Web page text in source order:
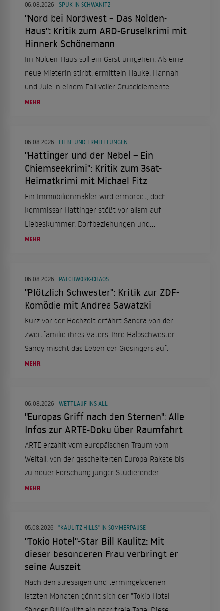
06.08.2026 SPUK IN SCHWANITZ
"Nord bei Nordwest – Das Nolden-
Haus": Kritik zum ARD-Gruselkrimi mit
Hinnerk Schönemann
Im Nolden-Haus soll ein Geist umgehen. Als eine
neue Mieterin stirbt, ermitteln Hauke, Hannah
und Jule in einem Fall voller Gruselelemente.
MEHR
06.08.2026 LIEBE UND ERMITTLUNGEN
"Hattinger und der Nebel – Ein
Chiemseekrimi": Kritik zum 3sat-
Heimatkrimi mit Michael Fitz
Ein Immobilienmakler wird ermordet, doch
Kommissar Hattinger stößt vor allem auf
Liebeskummer, Dorfbeziehungen und
trügerische Idylle.
MEHR
06.08.2026 PATCHWORK-CHAOS
"Plötzlich Schwester": Kritik zur ZDF-
Komödie mit Andrea Sawatzki
Kurz vor der Hochzeit erfährt Sandra von der
Zweitfamilie ihres Vaters. Ihre Halbschwester
Sandy mischt das Leben der Giesingers auf.
MEHR
06.08.2026 WETTLAUF INS ALL
"Europas Griff nach den Sternen": Alle
Infos zur ARTE-Doku über Raumfahrt
ARTE erzählt vom europäischen Traum vom
Weltall: von der gescheiterten Europa-Rakete bis
zu neuer Forschung junger Studierender.
MEHR
05.08.2026 "KAULITZ HILLS" IN SOMMERPAUSE
"Tokio Hotel"-Star Bill Kaulitz: Mit
dieser besonderen Frau verbringt er
seine Auszeit
Nach den stressigen und termingeladenen
letzten Monaten gönnt sich der "Tokio Hotel"